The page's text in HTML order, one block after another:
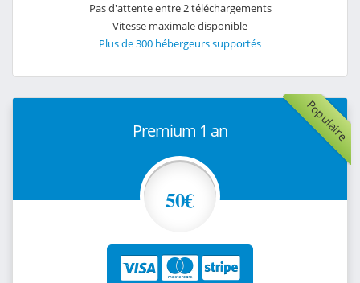
Pas d'attente entre 2 téléchargements
Vitesse maximale disponible
Plus de 300 hébergeurs supportés
Populaire
Premium 1 an
50€